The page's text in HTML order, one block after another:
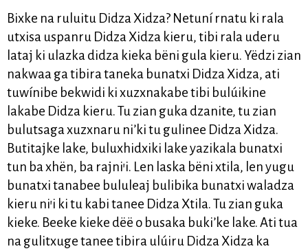
Bixke na ruluitu Didza Xidza? Netuní rnatu ki rala
utxisa uspanru Didza Xidza kieru, tibi rala uderu
lataj ki ulazka didza kieka bëni gula kieru. Yëdzi zian
nakwaa ga tibira taneka bunatxi Didza Xidza, ati
tuwínibe bekwidi ki xuzxnakabe tibi bulúikine
lakabe Didza kieru. Tu zian guka dzanite, tu zian
bulutsaga xuzxnaru ni’ki tu gulinee Didza Xidza.
Butitajke lake, buluxhidxiki lake yazikala bunatxi
tun ba xhën, ba rajni’i. Len laska bëni xtila, len yugu
bunatxi tanabee bululeaj bulibika bunatxi waladza
kieru ni’i ki tu kabi tanee Didza Xtila. Tu zian guka
kieke. Beeke kieke dëë o busaka buki’ke lake. Ati tua
na gulitxuge tanee tibira ulúiru Didza Xidza ka